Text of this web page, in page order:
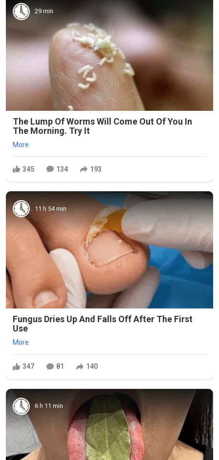
29 min
The Lump Of Worms Will Come Out Of You In
The Morning. Try It
More
345 134 193
11 h 54 min
Fungus Dries Up And Falls Off After The First
Use
More
347 81 140
6 h 11 min